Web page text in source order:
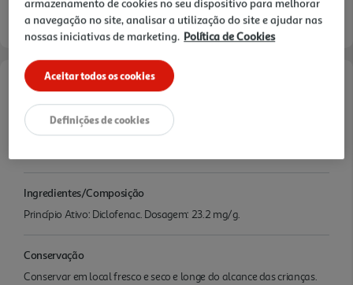
Características
Quantidade Liquida
Ingredientes/Composição
Princípio Ativo: Diclofenac. Dosagem: 23.2 mg/g.
Conservação
Conservar em local fresco e seco e longe do alcance das crianças.
armazenamento de cookies no seu dispositivo para melhorar
a navegação no site, analisar a utilização do site e ajudar nas
nossas iniciativas de marketing. Política de Cookies
Aceitar todos os cookies
Definições de cookies